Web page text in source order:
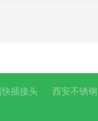
插接头 西安不锈